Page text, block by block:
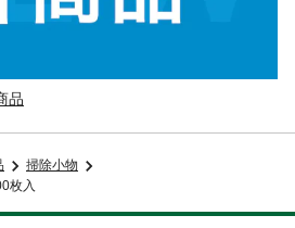
品
掃除小物
枚入